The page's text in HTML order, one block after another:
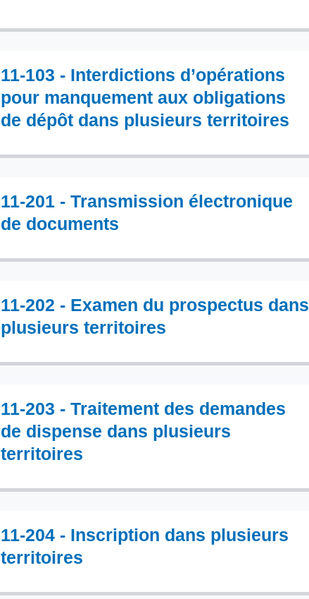
11-103 - Interdictions d’opérations
pour manquement aux obligations
de dépôt dans plusieurs territoires
11-201 - Transmission électronique
de documents
11-202 - Examen du prospectus dans
plusieurs territoires
11-203 - Traitement des demandes
de dispense dans plusieurs
territoires
11-204 - Inscription dans plusieurs
territoires